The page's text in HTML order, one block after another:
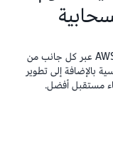
انضم إلى الرئيس التنفيذي لـ AWS مات جارمان للاستماع إلى كيفية ابتكار AWS عبر كل جانب من
بالإضافة إلى تطوير
مستقبل أفضل.